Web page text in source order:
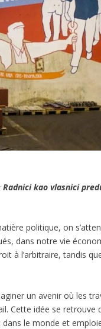
kao vlasnici
politique, on
dans notre vie
à l’arbitraire, tandis
un avenir où les
Cette idée se retrouve
le monde et